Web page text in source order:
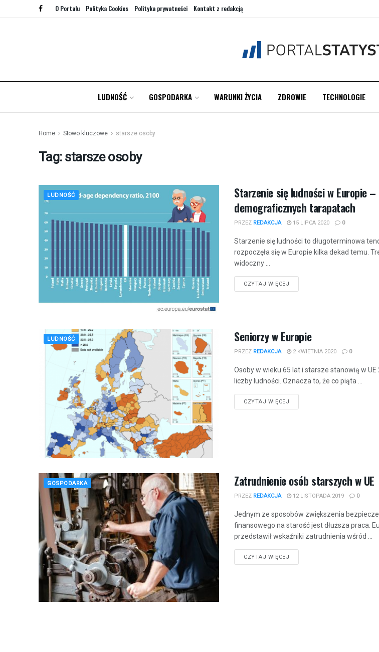
O Portalu Polityka Cookies Polityka prywatności Kontakt z redakcją
LUDNOŚĆ GOSPODARKA WARUNKI ŻYCIA ZDROWIE TECHNOLOGIE
Home Słowo kluczowe starsze osoby
Tag: starsze osoby
LUDNOŚĆ
Starzenie się ludności w Europie
demograficznych tarapatach
PRZEZ REDAKCJA 15 LIPCA 2020 0
Starzenie się ludności to długoterminowa
rozpoczęła się w Europie kilka dekad temu.
widoczny ...
CZYTAJ WIĘCEJ
LUDNOŚĆ Seniorzy w Europie
PRZEZ REDAKCJA 2 KWIETNIA 2020 0
Osoby w wieku 65 lat i starsze stanowią w UE
liczby ludności. Oznacza to, że co piąta ...
CZYTAJ WIĘCEJ
GOSPODARKA Zatrudnienie osób starszych w UE
PRZEZ REDAKCJA 12 LISTOPADA 2019 0
Jednym ze sposobów zwiększenia
finansowego na starość jest dłuższa praca.
przedstawił wskaźniki zatrudnienia wśród ...
CZYTAJ WIĘCEJ